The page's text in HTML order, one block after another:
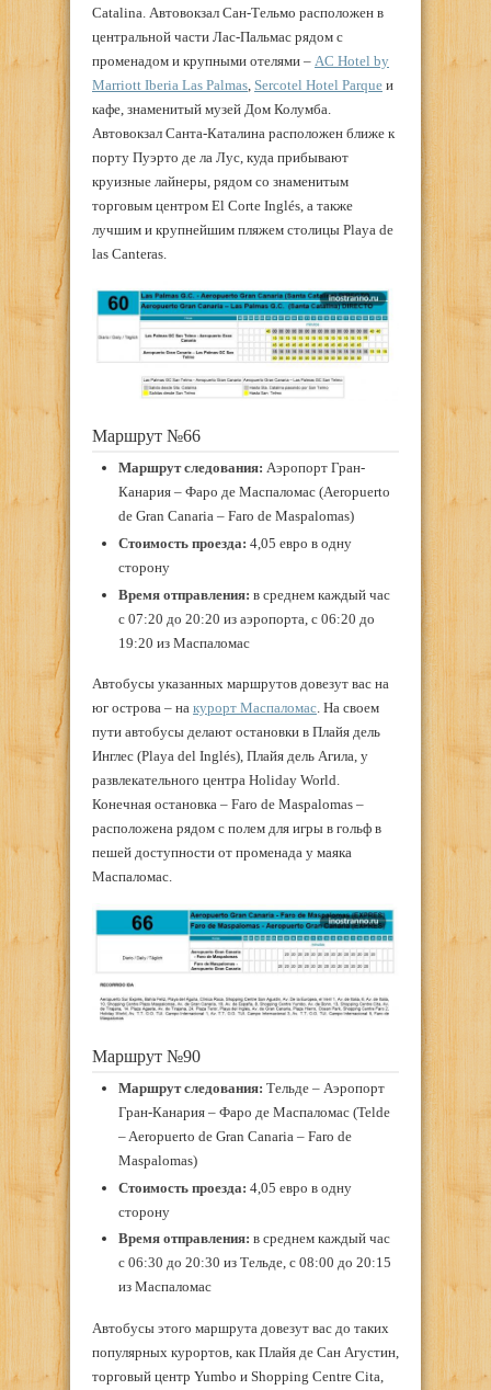
Catalina. Автовокзал Сан-Тельмо расположен в
центральной части Лас-Пальмас рядом с
променадом и крупными отелями – AC Hotel by
Marriott Iberia Las Palmas Sercotel Hotel Parque и
кафе, знаменитый музей Дом Колумба.
Автовокзал Санта-Каталина расположен ближе к
порту Пуэрто де ла Лус, куда прибывают
круизные лайнеры, рядом со знаменитым
торговым центром El Corte Inglés, а также
лучшим и крупнейшим пляжем столицы Playa de
las Canteras.
Маршрут №66
Маршрут следования: Аэропорт Гран-
Канария – Фаро де Маспаломас (Aeropuerto
de Gran Canaria – Faro de Maspalomas)
Стоимость проезда: 4,05 евро в одну
сторону
Время отправления: в среднем каждый час
с 07:20 до 20:20 из аэропорта, с 06:20 до
19:20 из Маспаломас
Автобусы указанных маршрутов довезут вас на
юг острова – на курорт Маспаломас. На своем
пути автобусы делают остановки в Плайя дель
Инглес (Playa del Inglés), Плайя дель Агила, у
развлекательного центра Holiday World.
Конечная остановка – Faro de Maspalomas –
расположена рядом с полем для игры в гольф в
пешей доступности от променада у маяка
Маспаломас.
Маршрут №90
Маршрут следования: Тельде – Аэропорт
Гран-Канария – Фаро де Маспаломас (Telde
– Aeropuerto de Gran Canaria – Faro de
Maspalomas)
Стоимость проезда: 4,05 евро в одну
сторону
Время отправления: в среднем каждый час
с 06:30 до 20:30 из Тельде, с 08:00 до 20:15
из Маспаломас
Автобусы этого маршрута довезут вас до таких
популярных курортов, как Плайя де Сан Агустин,
торговый центр Yumbo и Shopping Centre Cita,